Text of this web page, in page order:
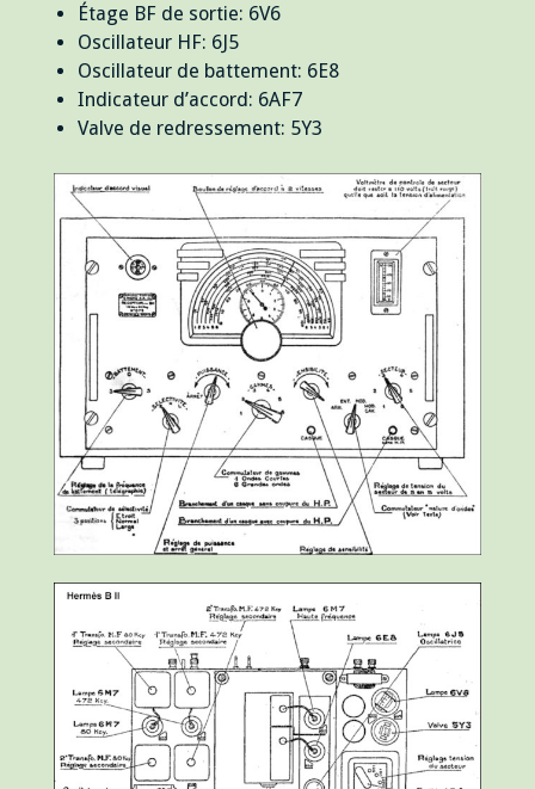
Étage BF de sortie: 6V6
Oscillateur HF: 6J5
Oscillateur de battement: 6E8
Indicateur d’accord: 6AF7
Valve de redressement: 5Y3